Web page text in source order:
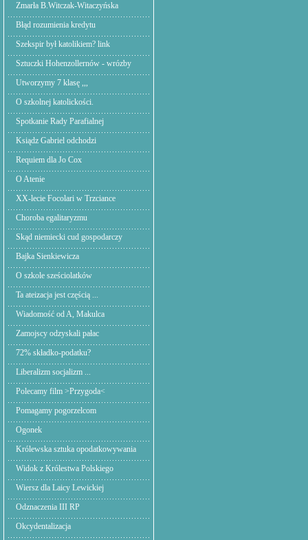
Zmarła B.Witczak-Witaczyńska
Błąd rozumienia kredytu
Szekspir był katolikiem? link
Sztuczki Hohenzollernów - wrózby
Utworzymy 7 klasę ,,,
O szkolnej katolickości.
Spotkanie Rady Parafialnej
Ksiądz Gabriel odchodzi
Requiem dla Jo Cox
O Atenie
XX-lecie Focolari w Trzciance
Choroba egalitaryzmu
Skąd niemiecki cud gospodarczy
Bajka Sienkiewicza
O szkole sześciolatków
Ta ateizacja jest częścią ...
Wiadomość od A, Makulca
Zamojscy odzyskali pałac
72% składko-podatku?
Liberalizm socjalizm ...
Polecamy film >Przygoda<
Pomagamy pogorzelcom
Ogonek
Królewska sztuka opodatkowywania
Widok z Królestwa Polskiego
Wiersz dla Laicy Lewickiej
Odznaczenia III RP
Okcydentalizacja